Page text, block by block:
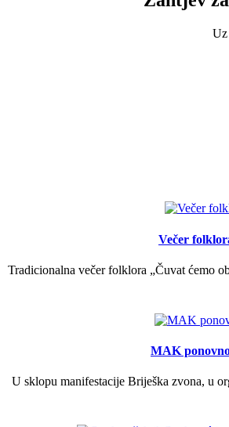
Uz
Večer
Tradicionalna večer folklora „Čuvat ćemo
MAK
U sklopu manifestacije Briješka zvona, u